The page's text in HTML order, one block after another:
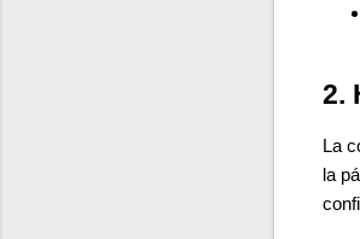
2.
La
la